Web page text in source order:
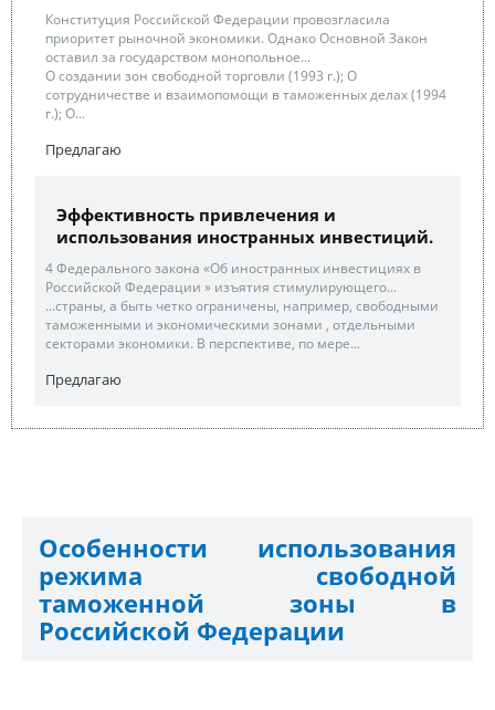
Конституция Российской Федерации провозгласила
приоритет рыночной экономики. Однако Основной Закон
оставил за государством монопольное...
О создании зон свободной торговли (1993 г.); О
сотрудничестве и взаимопомощи в таможенных делах (1994
г.); О...
Предлагаю
Эффективность привлечения и
использования иностранных инвестиций.
4 Федерального закона «Об иностранных инвестициях в
Российской Федерации » изъятия стимулирующего...
...страны, а быть четко ограничены, например, свободными
таможенными и экономическими зонами , отдельными
секторами экономики. В перспективе, по мере...
Предлагаю
Особенности использования
режима свободной
таможенной зоны в
Российской Федерации